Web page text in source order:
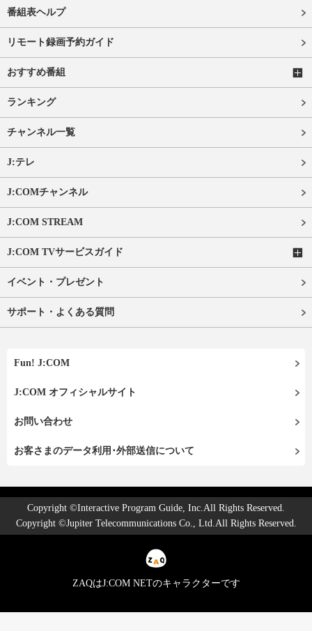
番組表ヘルプ
リモート録画予約ガイド
おすすめ番組
ランキング
チャンネル一覧
J:テレ
J:COMチャンネル
J:COM STREAM
J:COM TVサービスガイド
イベント・プレゼント
サポート・よくある質問
Fun! J:COM
J:COM オフィシャルサイト
お問い合わせ
お客さまのデータ利用･外部送信について
Copyright ©Interactive Program Guide, Inc.All Rights Reserved.
Copyright ©Jupiter Telecommunications Co., Ltd.All Rights Reserved.
ZAQはJ:COM NETのキャラクターです